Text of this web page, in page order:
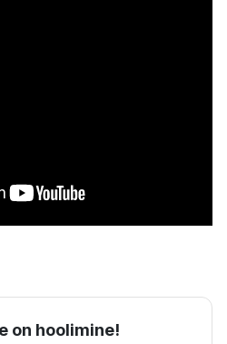
on hoolimine!